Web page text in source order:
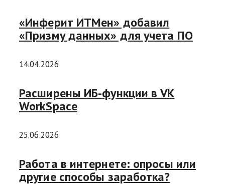
«Инферит ИТМен» добавил
«Призму данных» для учета ПО
14.04.2026
Расширены ИБ-функции в VK
WorkSpace
25.06.2026
Работа в интернете: опросы или
другие способы заработка?